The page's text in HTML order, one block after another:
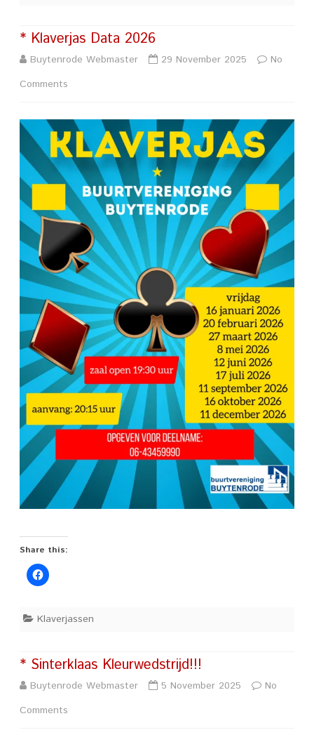
* Klaverjas Data 2026
Buytenrode Webmaster 29 November 2025
No
Comments
Klaverjas
Data
2026
Share this:
Klaverjassen
* Sinterklaas Kleurwedstrijd!!!
Buytenrode Webmaster 5 November 2025
No
Comments